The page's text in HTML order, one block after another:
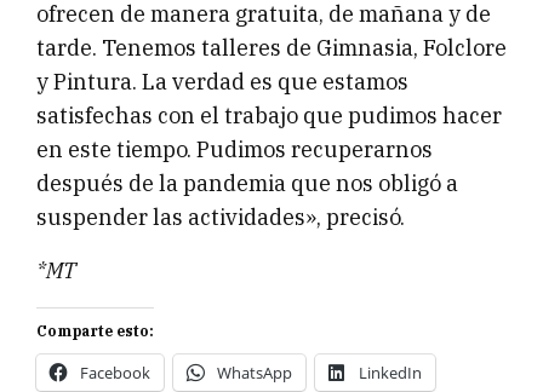
ofrecen de manera gratuita, de mañana y de
tarde. Tenemos talleres de Gimnasia, Folclore
y Pintura. La verdad es que estamos
satisfechas con el trabajo que pudimos hacer
en este tiempo. Pudimos recuperarnos
después de la pandemia que nos obligó a
suspender las actividades», precisó.
*MT
Comparte esto:
Facebook WhatsApp LinkedIn